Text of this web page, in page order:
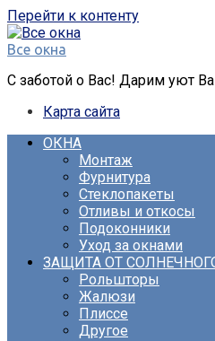
Перейти к контенту
Все окна
С заботой о Вас! Дарим уют
Карта сайта
ОКНА
Монтаж
Фурнитура
Стеклопакеты
Отливы и откосы
Подоконники
Уход за окнами
ЗАЩИТА ОТ
Рольшторы
Жалюзи
Плиссе
Другое